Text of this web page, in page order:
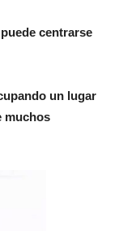
centrarse
un lugar
muchos